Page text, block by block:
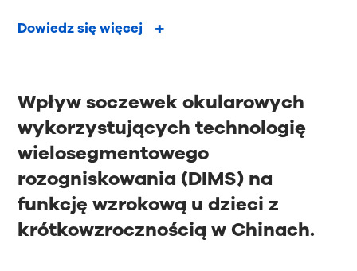
Dowiedz się więcej
Wpływ soczewek okularowych
wykorzystujących technologię
wielosegmentowego
rozogniskowania (DIMS) na
funkcję wzrokową u dzieci z
krótkowzrocznością w Chinach.